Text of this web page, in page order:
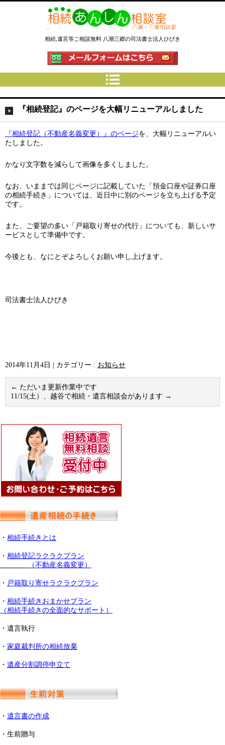
相続あんしん相談室八潮三郷│相
続手続 名義変更 遺言なら埼玉県
の司法書士法人ひびき
相続,遺言等ご相談無料 八潮三郷の司法書士法人ひびき
『相続登記』のページを大幅リニューアルしました
『相続登記（不動産名義変更）』のページを、大幅リニューアルい
たしました。
かなり文字数を減らして画像を多くしました。
なお、いままでは同じページに記載していた「預金口座や証券口座
の相続手続き」については、近日中に別のページを立ち上げる予定
です。
また、ご要望の多い「戸籍取り寄せの代行」についても、新しいサ
ービスとして準備中です。
今後とも、なにとぞよろしくお願い申し上げます。
司法書士法人ひびき
2014年11月4日 カテゴリー : お知らせ
← ただいま更新作業中です
11/15(土）、越谷で相続・遺言相談会があります →
・ 相続手続きとは
・ 相続登記ラクラクプラン
（不動産名義変更）
・ 戸籍取り寄せラクラクプラン
・ 相続手続きおまかせプラン
（相続手続きの全面的なサポート）
・遺言執行
・ 家庭裁判所の相続放棄
・ 遺産分割調停申立て
・ 遺言書の作成
・生前贈与